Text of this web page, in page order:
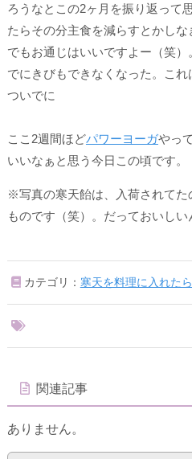
ろうなとこの2ヶ月を振り返って
たらその分主食を減らすとかしな
でもお通じはいいですよー（笑
でにきびもできなくなった。
これ
ついでに
ここ2週間ほどパワーヨーガやっ
いいなぁと思う今日この頃です。
※写真の寒天飴は、入荷されてた
ものです（笑）。だっておいしい
カテゴリ： 寒天を料理に入れたら
関連記事
ありません。